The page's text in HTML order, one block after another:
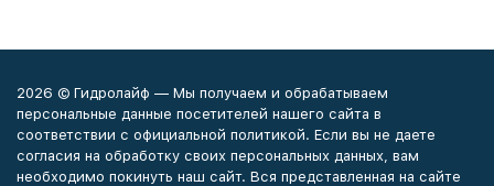
2026 © Гидролайф — Мы получаем и обрабатываем
персональные данные посетителей нашего сайта в
соответствии с официальной политикой. Если вы не даете
согласия на обработку своих персональных данных, вам
необходимо покинуть наш сайт. Вся представленная на сайте